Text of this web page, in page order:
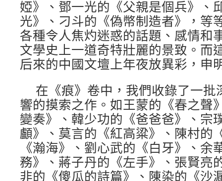
婭》、鄧一光的《父親是個兵》、
光》、刁斗的《偽幣制造者》，等
各種令人焦灼迷惑的話題、感情和
文學史上一道奇特壯麗的景致。而
后來的中國文壇上年夜放異彩，申
在《痕》卷中，我們收錄了一
響的摸索之作。如王蒙的《春之聲
變奏》、韓少功的《爸爸爸》、宗
顱》、莫言的《紅高粱》、陳村的
《瀚海》、劉心武的《白牙》、余
務》、蔣子丹的《左手》、張賢亮
非的《傻瓜的詩篇》、陳染的《沙